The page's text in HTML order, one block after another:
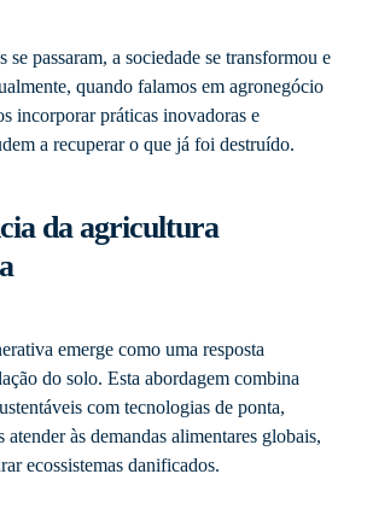
se passaram, a sociedade se transformou e
quando falamos em agronegócio
incorporar práticas inovadoras e
a recuperar o que já foi destruído.
da agricultura
emerge como uma resposta
do solo. Esta abordagem combina
com tecnologias de ponta,
atender às demandas alimentares globais,
ecossistemas danificados.